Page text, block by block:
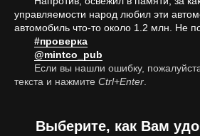
управляемости народ любил эти
автомобиль что-то около 1.2 млн. Не
#проверка
@mintco_pub
Если вы нашли ошибку,
текста и нажмите Ctrl+Enter
Выберите, как Вам